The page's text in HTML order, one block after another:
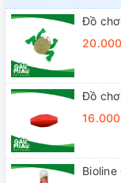
Đồ
Đồ
Bioline